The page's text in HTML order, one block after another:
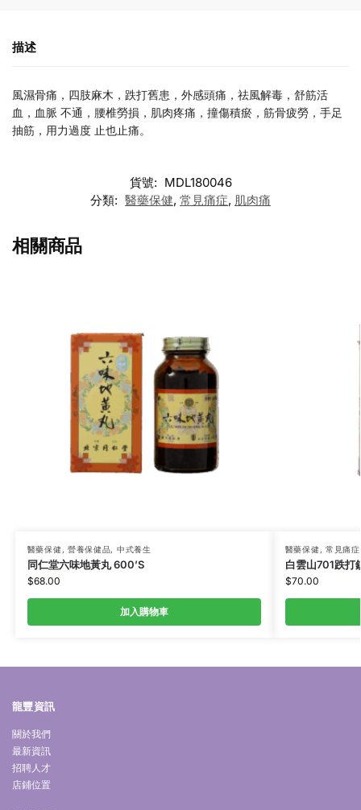
描述
風濕骨痛，四肢麻木，跌打舊患，外感頭痛，祛風解毒，舒筋活
血，血脈 不通，腰椎勞損，肌肉疼痛，撞傷積瘀，筋骨疲勞，手足
抽筋，用力過度 止也止痛。
貨號: MDL180046
分類: 醫藥保健, 常見痛症, 肌肉痛
相關商品
醫藥保健, 營養保健品, 中式養生
同仁堂六味地黃丸 600’S
$68.00
加入購物車
醫藥保健, 常見痛症
白雲山701跌
$70.00
龍豐資訊
關於我們
最新資訊
招聘人才
店鋪位置